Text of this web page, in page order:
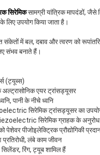
सिरेमिकसामग्री यांत्रिक मापदंडों, जैसे
लिए उपयोग किया जाता है।
संकेतों में बल, दबाव और त्वरण को
संभव बनाते हैं।
(ट्यूब्स)
अल्ट्रासोनिक एयर ट्रांसड्यूसर
पानी के नीचे ध्वनि
सिरेमिक ट्रांसड्यूसर का उपयोग
सिरेमिक ग्राहक के
पेशेवर पीजोइलेक्ट्रिक प्रौद्योगिकी
प्रतिरोधी, लंबे काम जीवन
रिंग, ट्यूब शामिल हैं